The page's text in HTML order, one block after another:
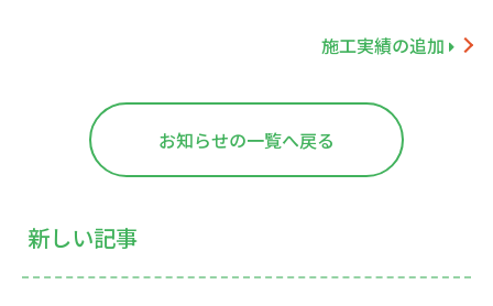
施工実績の追加
お知らせの一覧へ戻る
新しい記事